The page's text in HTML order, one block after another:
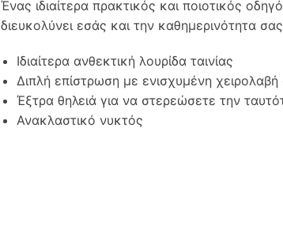
Ένας ιδιαίτερα πρακτικός και ποιοτικός
διευκολύνει εσάς και την καθημερινότητα
Ιδιαίτερα ανθεκτική λουρίδα ταινίας
Διπλή επίστρωση με ενισχυμένη
Έξτρα θηλειά για να στερεώσετε την
Ανακλαστικό νυκτός